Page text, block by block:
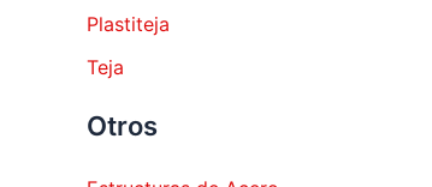
Plastiteja
Teja
Otros